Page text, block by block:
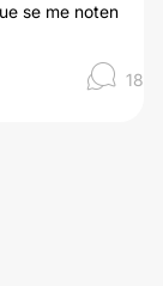
se me noten
18